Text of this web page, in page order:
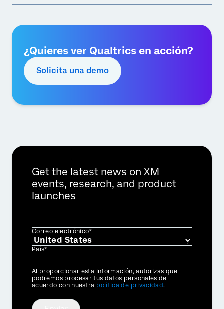
¿Quieres ver Qualtrics en acción?
Solicita una demo
Get the latest news on XM
events, research, and product
launches
Correo electrónico*
País*
Privacy
Optin
Al proporcionar esta información, autorizas que
podremos procesar tus datos personales de
acuerdo con nuestra política de privacidad.